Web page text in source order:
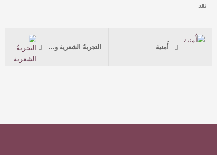
نقد
أُمنية التجربةُ الشعرية واشتغالاتُ الحداثة في شعر عبد الإله الشميري